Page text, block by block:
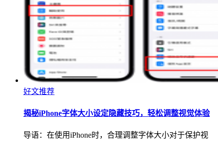
好文推荐
揭秘iPhone字体大小设定隐藏技巧，轻松调整视觉体验
导语：在使用iPhone时，合理调整字体大小对于保护视